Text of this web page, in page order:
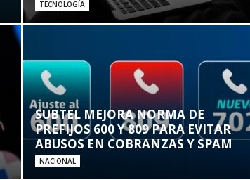
TECNOLOGÍA
SUBTEL MEJORA NORMA DE
PREFIJOS 600 Y 809 PARA EVITAR
ABUSOS EN COBRANZAS Y SPAM
NACIONAL